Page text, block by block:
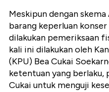
Meskipun dengan
barang keperluan
dilakukan pemeriksaan
kali ini dilakukan oleh
(KPU) Bea Cukai
ketentuan yang berlaku,
Cukai untuk menguji